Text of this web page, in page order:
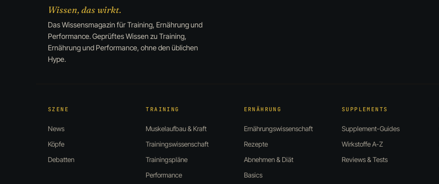
Wissen, das wirkt.
Das Wissensmagazin für Training, Ernährung und
Performance. Geprüftes Wissen zu Training,
Ernährung und Performance, ohne den üblichen
Hype.
SZENE
News
Köpfe
Debatten
TRAINING
Muskelaufbau & Kraft
Trainingswissenschaft
Trainingspläne
Performance
ERNÄHRUNG
Ernährungswissenschaft
Rezepte
Abnehmen & Diät
Basics
SUPPLEMENTS
Supplement-Guides
Wirkstoffe A-Z
Reviews & Tests